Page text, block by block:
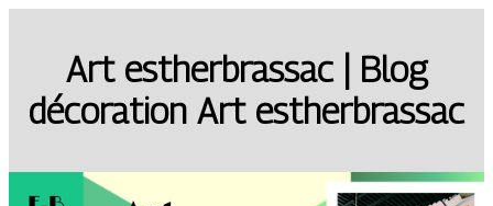
Art estherbras­sac | Blog
décoration Art estherbras­sac